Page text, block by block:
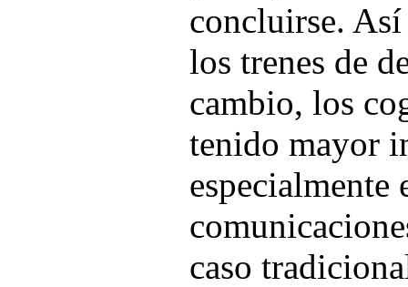
concluirse. Así
los trenes de
cambio, los
tenido mayor
especialmente
caso